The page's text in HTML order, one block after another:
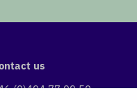
us
(0)494 77 99 50